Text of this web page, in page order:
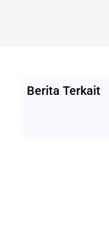
Berita Terkait